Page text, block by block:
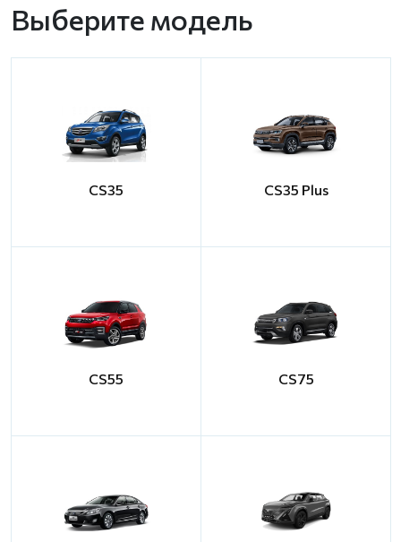
Выберите модель
CS35 CS35 Plus
CS55 CS75